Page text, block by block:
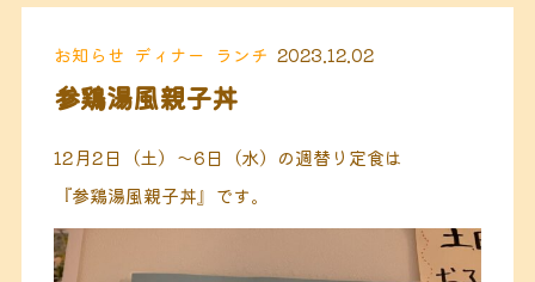
お知らせ ディナー ランチ 2023.12.02
参鶏湯風親子丼
12月2日（土）〜6日（水） の週替り定食は
『参鶏湯風親子丼』です。